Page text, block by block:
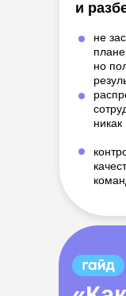
и
не
но